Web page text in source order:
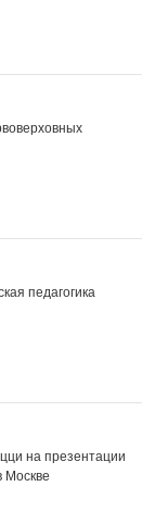
педагогика
на презентации
Москве